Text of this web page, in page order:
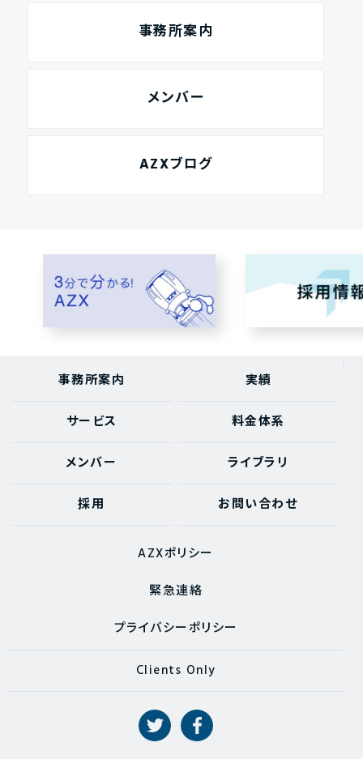
事務所案内
メンバー
AZXブログ
事務所案内 実績
サービス 料金体系
メンバー ライブラリ
採用 お問い合わせ
AZXポリシー
緊急連絡
プライバシーポリシー
Clients Only